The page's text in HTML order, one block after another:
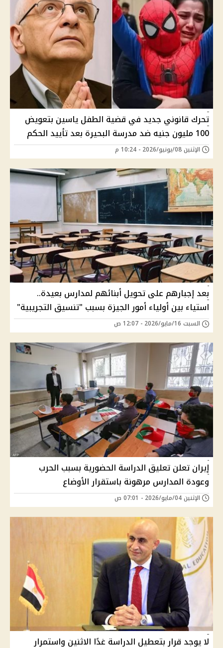
تحرك قانوني جديد في قضية الطفل ياسين بتعويض
100 مليون جنيه ضد مدرسة البحيرة بعد تأييد الحكم
الإثنين 08/يونيو/2026 - 10:24 م
بعد إجبارهم على تحويل أبنائهم لمدارس بعيدة..
استياء بين أولياء أمور الجيزة بسبب "تنسيق التجريبية"
السبت 16/مايو/2026 - 12:07 ص
إيران تعلن تعليق الدراسة الحضورية بسبب الحرب
وعودة المدارس مرهونة باستقرار الأوضاع
الإثنين 04/مايو/2026 - 07:01 ص
لا يوجد قرار بتعطيل الدراسة غدًا الاثنين واستمرار